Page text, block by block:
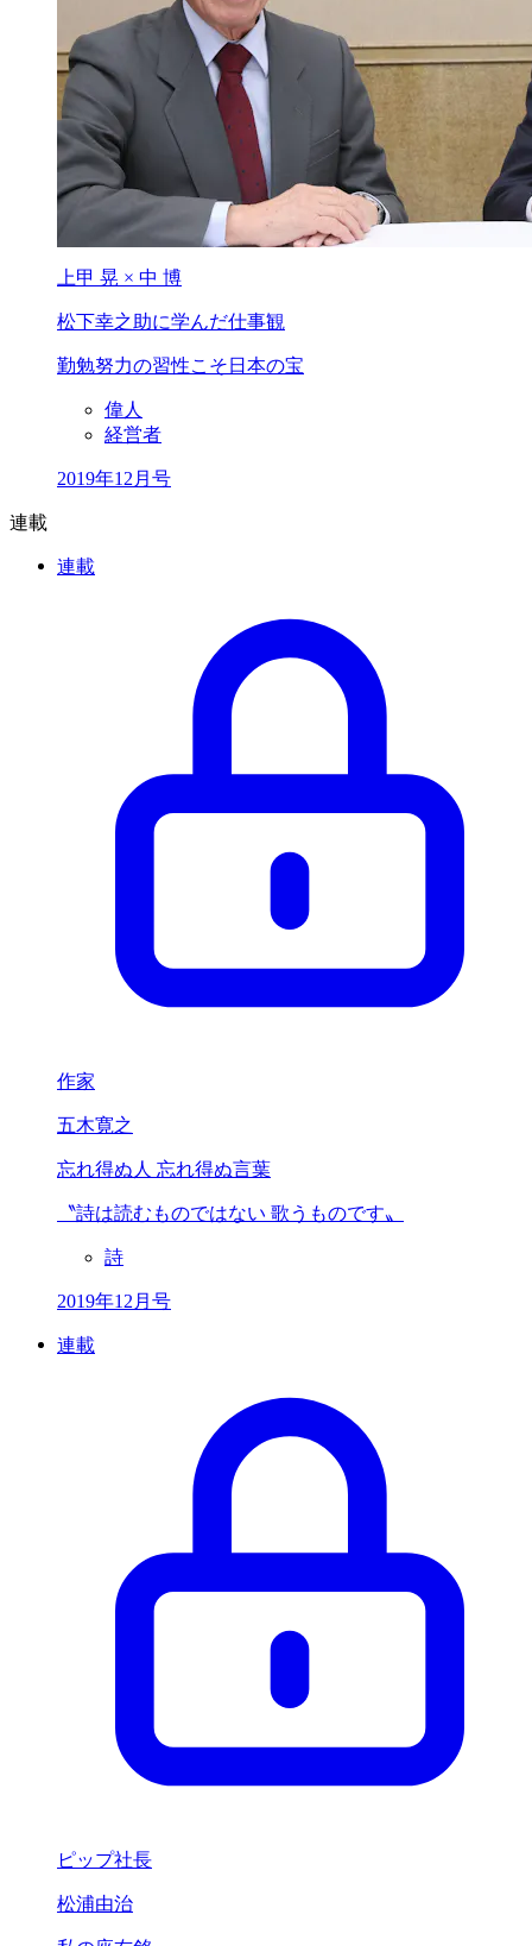
上甲 晃 × 中 博
松下幸之助に学んだ仕事観
勤勉努力の習性こそ日本の宝
偉人
経営者
2019年12月号
連載
連載
作家
五木寛之
忘れ得ぬ人 忘れ得ぬ言葉
〝詩は読むものではない 歌うものです〟
詩
2019年12月号
連載
ピップ社長
松浦由治